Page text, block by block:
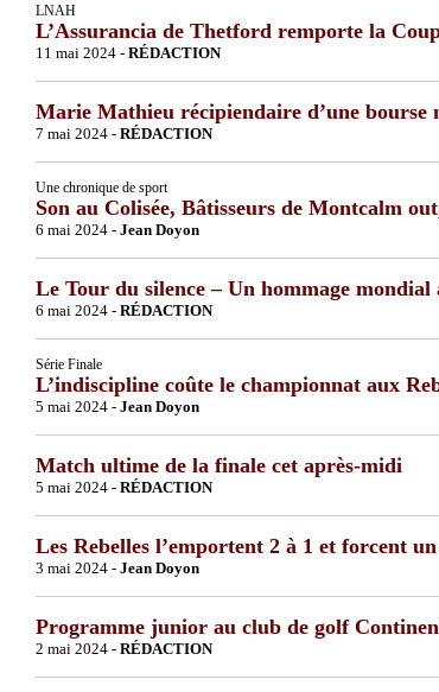
LNAH
L’Assurancia de Thetford remporte la
11 mai 2024 - RÉDACTION
Marie Mathieu récipiendaire d’une bourse
7 mai 2024 - RÉDACTION
Une chronique de sport
Son au Colisée, Bâtisseurs de Montcalm
6 mai 2024 - Jean Doyon
Le Tour du silence – Un hommage mondial
6 mai 2024 - RÉDACTION
Série Finale
L’indiscipline coûte le championnat aux
5 mai 2024 - Jean Doyon
Match ultime de la finale cet après-midi
5 mai 2024 - RÉDACTION
Les Rebelles l’emportent 2 à 1 et forcent
3 mai 2024 - Jean Doyon
Programme junior au club de golf
2 mai 2024 - RÉDACTION